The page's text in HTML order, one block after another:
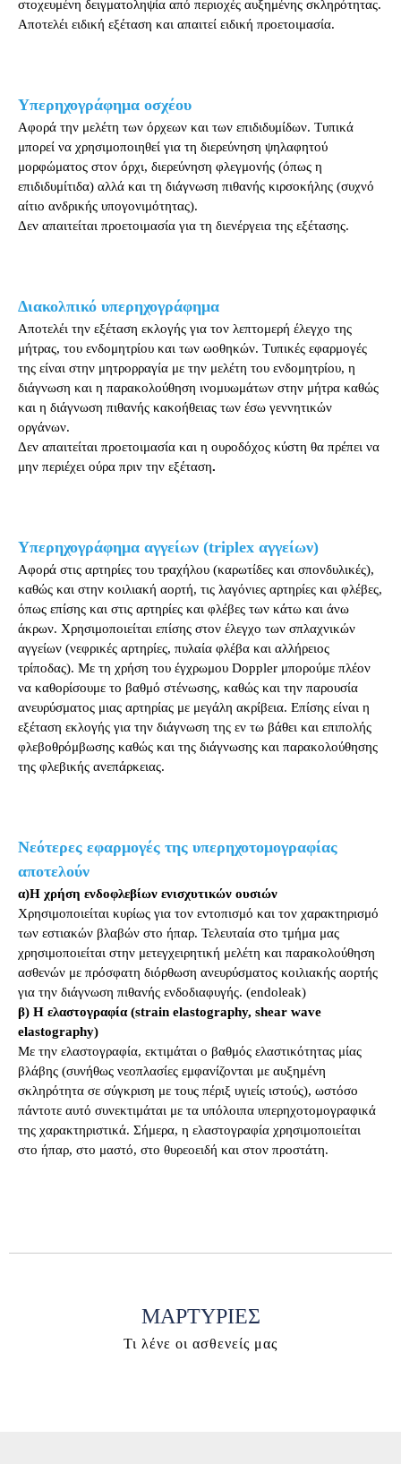
στοχευμένη δειγματοληψία από περιοχές αυξημένης σκληρότητας.
Αποτελέι ειδική εξέταση και απαιτεί ειδική προετοιμασία.
Υπερηχογράφημα οσχέου
Αφορά την μελέτη των όρχεων και των επιδιδυμίδων. Τυπικά
μπορεί να χρησιμοποιηθεί για τη διερεύνηση ψηλαφητού
μορφώματος στον όρχι, διερεύνηση φλεγμονής (όπως η
επιδιδυμίτιδα) αλλά και τη διάγνωση πιθανής κιρσοκήλης (συχνό
αίτιο ανδρικής υπογονιμότητας).
Δεν απαιτείται προετοιμασία για τη διενέργεια της εξέτασης.
Διακολπικό υπερηχογράφημα
Αποτελέι την εξέταση εκλογής για τον λεπτομερή έλεγχο της
μήτρας, του ενδομητρίου και των ωοθηκών. Τυπικές εφαρμογές
της είναι στην μητρορραγία με την μελέτη του ενδομητρίου, η
διάγνωση και η παρακολούθηση ινομυωμάτων στην μήτρα καθώς
και η διάγνωση πιθανής κακοήθειας των έσω γεννητικών
οργάνων.
Δεν απαιτείται προετοιμασία και η ουροδόχος κύστη θα πρέπει να
μην περιέχει ούρα πριν την εξέταση.
Υπερηχογράφημα αγγείων (triplex αγγείων)
Αφορά στις αρτηρίες του τραχήλου (καρωτίδες και σπονδυλικές),
καθώς και στην κοιλιακή αορτή, τις λαγόνιες αρτηρίες και φλέβες,
όπως επίσης και στις αρτηρίες και φλέβες των κάτω και άνω
άκρων. Χρησιμοποιείται επίσης στον έλεγχο των σπλαχνικών
αγγείων (νεφρικές αρτηρίες, πυλαία φλέβα και αλλήρειος
τρίποδας). Με τη χρήση του έγχρωμου Doppler μπορούμε πλέον
να καθορίσουμε το βαθμό στένωσης, καθώς και την παρουσία
ανευρύσματος μιας αρτηρίας με μεγάλη ακρίβεια. Επίσης είναι η
εξέταση εκλογής για την διάγνωση της εν τω βάθει και επιπολής
φλεβοθρόμβωσης καθώς και της διάγνωσης και παρακολούθησης
της φλεβικής ανεπάρκειας.
Νεότερες εφαρμογές της υπερηχοτομογραφίας
αποτελούν
α)Η χρήση ενδοφλεβίων ενισχυτικών ουσιών
Χρησιμοποιείται κυρίως για τον εντοπισμό και τον χαρακτηρισμό
των εστιακών βλαβών στο ήπαρ. Τελευταία στο τμήμα μας
χρησιμοποιείται στην μετεγχειρητική μελέτη και παρακολούθηση
ασθενών με πρόσφατη διόρθωση ανευρύσματος κοιλιακής αορτής
για την διάγνωση πιθανής ενδοδιαφυγής. (endoleak)
β) Η ελαστογραφία (strain elastography, shear wave
elastography)
Με την ελαστογραφία, εκτιμάται ο βαθμός ελαστικότητας μίας
βλάβης (συνήθως νεοπλασίες εμφανίζονται με αυξημένη
σκληρότητα σε σύγκριση με τους πέριξ υγιείς ιστούς), ωστόσο
πάντοτε αυτό συνεκτιμάται με τα υπόλοιπα υπερηχοτομογραφικά
της χαρακτηριστικά. Σήμερα, η ελαστογραφία χρησιμοποιείται
στο ήπαρ, στο μαστό, στο θυρεοειδή και στον προστάτη.
ΜΑΡΤΥΡΙΕΣ
Τι λένε οι ασθενείς μας